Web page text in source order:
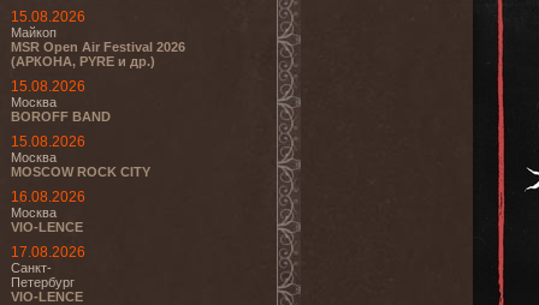
15.08.2026
Майкоп
MSR Open Air Festival 2026
(АРКОНА, PYRE и др.)
15.08.2026
Москва
BOROFF BAND
15.08.2026
Москва
MOSCOW ROCK CITY
16.08.2026
Москва
VIO-LENCE
17.08.2026
Санкт-
Петербург
VIO-LENCE